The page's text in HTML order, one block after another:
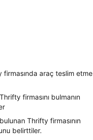
araç teslim etme
firmasını bulmanın
Thrifty firmasının
belirttiler.